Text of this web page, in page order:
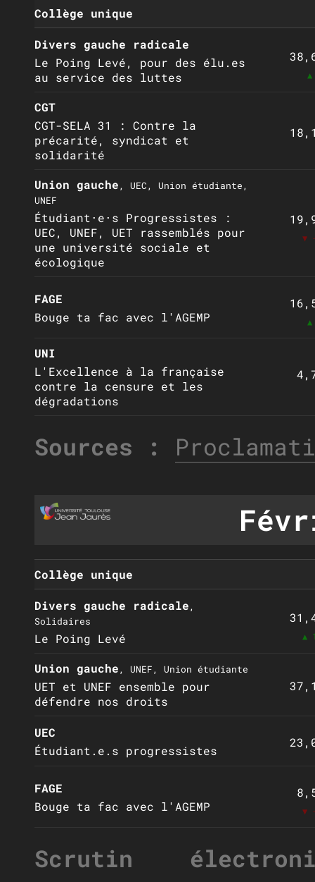
Collège unique
Divers gauche radicale
Le Poing Levé, pour des élu.es
au service des luttes
CGT
CGT-SELA 31 : Contre la
précarité, syndicat et
solidarité
Union gauche, UEC, Union étudiante,
UNEF
Étudiant⋅e⋅s Progressistes :
UEC, UNEF, UET rassemblés pour
une université sociale et
écologique
▼
FAGE
Bouge ta fac avec l'AGEMP
UNI
L'Excellence à la française
contre la censure et les
dégradations
Sources :
Collège unique
Divers gauche radicale,
Solidaires
Le Poing Levé ▲
Union gauche, UNEF, Union étudiante
UET et UNEF ensemble pour
défendre nos droits
UEC
Étudiant.e.s progressistes
FAGE
Bouge ta fac avec l'AGEMP
▼
Scrutin